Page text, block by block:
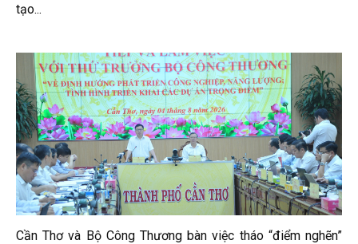
tạo...
Cần Thơ và Bộ Công Thương bàn việc tháo “điểm nghẽn”